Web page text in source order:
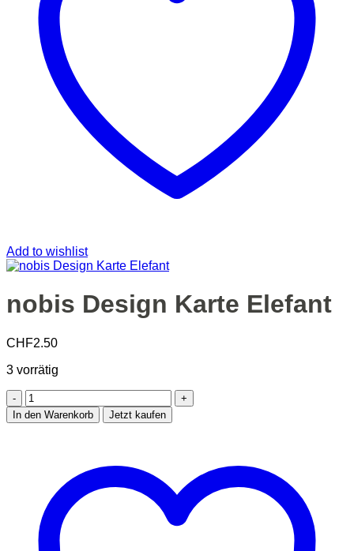
Add to wishlist
nobis Design Karte Elefant
CHF2.50
3 vorrätig
nobis
Design
Karte
In den Warenkorb Jetzt kaufen